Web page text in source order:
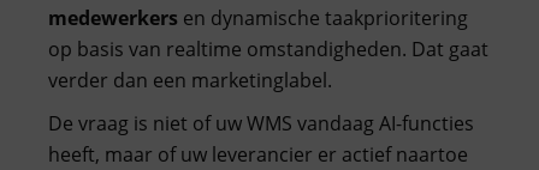
medewerkers en dynamische taakprioritering
op basis van realtime omstandigheden. Dat gaat
verder dan een marketinglabel.
De vraag is niet of uw WMS vandaag AI-functies
heeft, maar of uw leverancier er actief naartoe